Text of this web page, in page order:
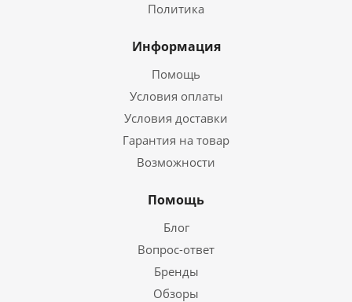
Политика
Информация
Помощь
Условия оплаты
Условия доставки
Гарантия на товар
Возможности
Помощь
Блог
Вопрос-ответ
Бренды
Обзоры